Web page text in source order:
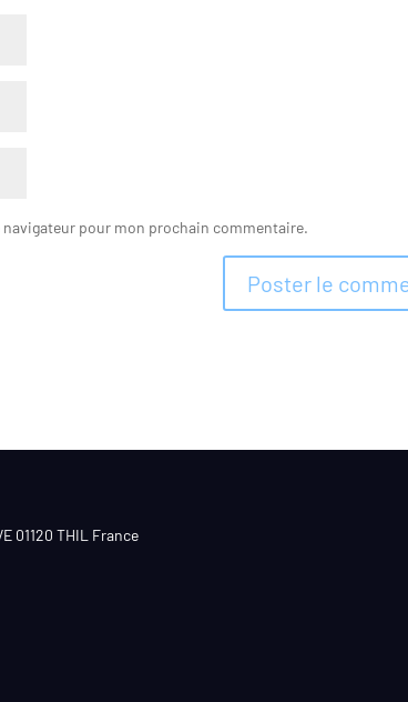
pour mon prochain commentaire.
01120 THIL France